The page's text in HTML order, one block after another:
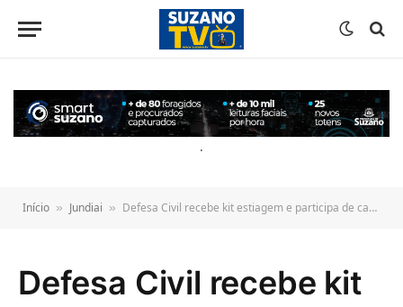
conteúdo
.
Início » Jundiai » Defesa Civil recebe kit estiagem e participa de capacitação da Operação SP Sem Fogo
Defesa Civil recebe kit